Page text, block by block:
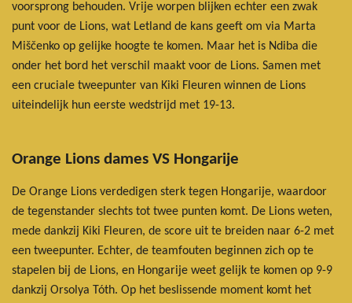
voorsprong behouden. Vrije worpen blijken echter een zwak
punt voor de Lions, wat Letland de kans geeft om via Marta
Miščenko op gelijke hoogte te komen. Maar het is Ndiba die
onder het bord het verschil maakt voor de Lions. Samen met
een cruciale tweepunter van Kiki Fleuren winnen de Lions
uiteindelijk hun eerste wedstrijd met 19-13.
Orange Lions dames VS Hongarije
De Orange Lions verdedigen sterk tegen Hongarije, waardoor
de tegenstander slechts tot twee punten komt. De Lions weten,
mede dankzij Kiki Fleuren, de score uit te breiden naar 6-2 met
een tweepunter. Echter, de teamfouten beginnen zich op te
stapelen bij de Lions, en Hongarije weet gelijk te komen op 9-9
dankzij Orsolya Tóth. Op het beslissende moment komt het